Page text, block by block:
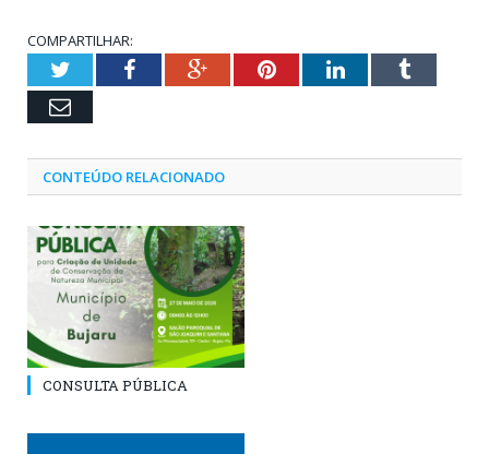
COMPARTILHAR:
TwitterFacebookGoogle+PinterestLinkedInTumblr
Email
CONTEÚDO RELACIONADO
CONSULTA PÚBLICA